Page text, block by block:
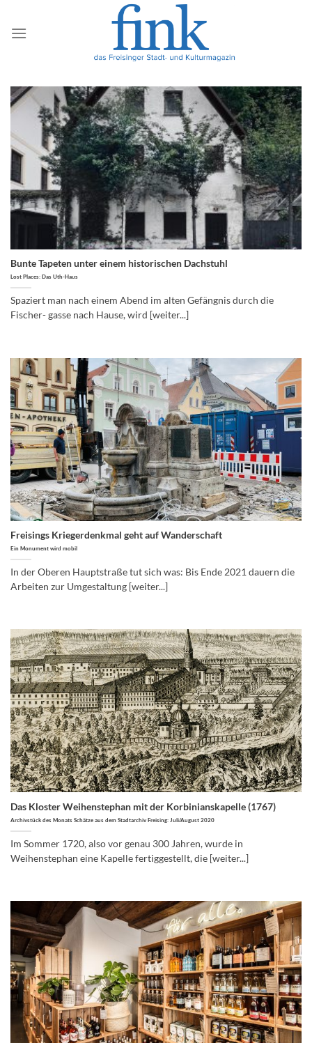
Inhalt
springen
Bunte Tapeten unter einem historischen Dachstuhl
Lost Places: Das Uth-Haus
Spaziert man nach einem Abend im alten Gefängnis durch die
Fischer- gasse nach Hause, wird [weiter...]
Freisings Kriegerdenkmal geht auf Wanderschaft
Ein Monument wird mobil
In der Oberen Hauptstraße tut sich was: Bis Ende 2021 dauern die
Arbeiten zur Umgestaltung [weiter...]
Das Kloster Weihenstephan mit der Korbinianskapelle (1767)
Archivstück des Monats Schätze aus dem Stadtarchiv Freising: Juli/August 2020
Im Sommer 1720, also vor genau 300 Jahren, wurde in
Weihenstephan eine Kapelle fertiggestellt, die [weiter...]